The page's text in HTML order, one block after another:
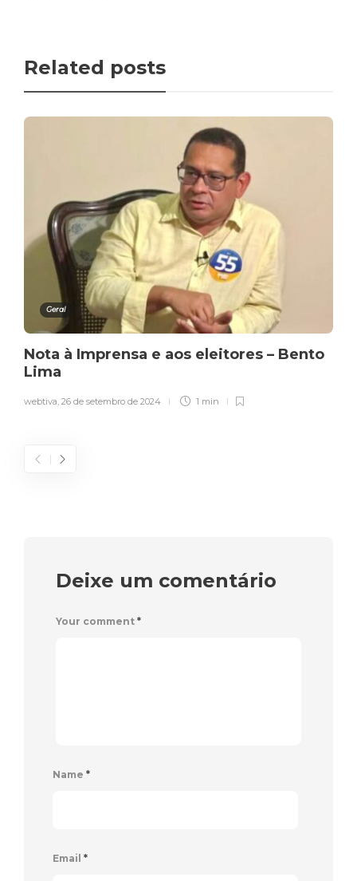
Related posts
Geral
Nota à Imprensa e aos eleitores – Bento
Lima
webtiva, 26 de setembro de 2024 1 min
Deixe um comentário
Your comment *
Name *
Email *